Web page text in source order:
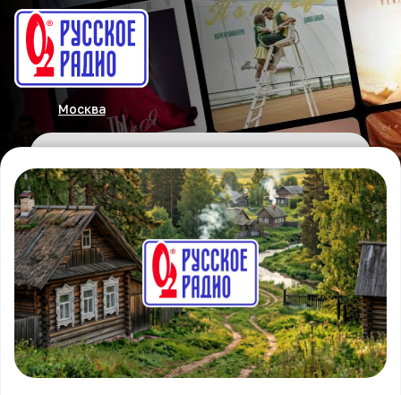
Москва